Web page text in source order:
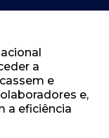
a
e
e,
a eficiência